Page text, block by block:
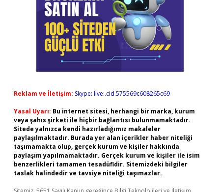
Reklam ve İletişim: Skype: live:.cid.575569c608265c69
Yasal Uyarı: Bu internet sitesi, herhangi bir marka, kurum
veya şahıs şirketi ile hiçbir bağlantısı bulunmamaktadır.
Sitede yalnızca kendi hazırladığımız makaleler
paylaşılmaktadır. Burada yer alan içerikler haber niteliği
taşımamakta olup, gerçek kurum ve kişiler hakkında
paylaşım yapılmamaktadır. Gerçek kurum ve kişiler ile isim
benzerlikleri tamamen tesadüfidir. Sitemizdeki bilgiler
taslak halindedir ve tavsiye niteliği taşımazlar.